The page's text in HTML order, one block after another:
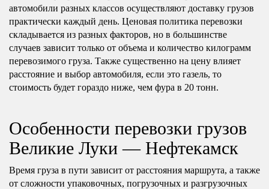
автомобили разных классов осуществляют доставку грузов
практически каждый день. Ценовая политика перевозки
складывается из разных факторов, но в большинстве
случаев зависит только от объема и количество килограмм
перевозимого груза. Также существенно на цену влияет
расстояние и выбор автомобиля, если это газель, то
стоимость будет гораздо ниже, чем фура в 20 тонн.
Особенности перевозки грузов
Великие Луки — Нефтекамск
Время груза в пути зависит от расстояния маршрута, а также
от сложности упаковочных, погрузочных и разгрузочных